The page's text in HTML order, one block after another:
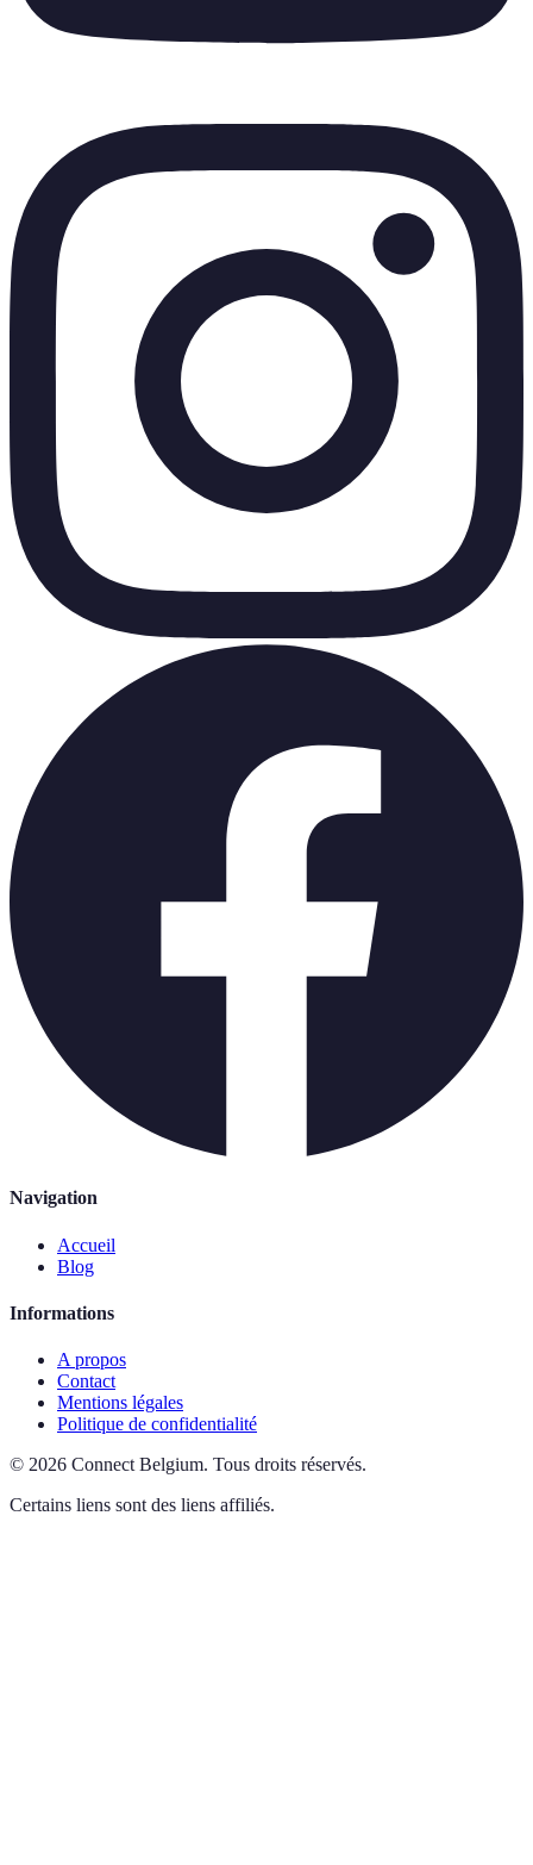
Navigation
Accueil
Blog
Informations
A propos
Contact
Mentions légales
Politique de confidentialité
© 2026 Connect Belgium. Tous droits réservés.
Certains liens sont des liens affiliés.